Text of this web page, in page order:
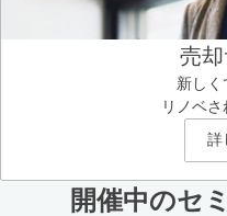
売却
新しく
リノベ
詳
開催中のセ